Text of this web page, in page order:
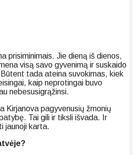
prisiminimais. Jie dieną iš dienos,
visą savo gyvenimą ir suskaido
tada ateina suvokimas, kiek
kaip neprotingai buvo
nebesusigrąžinsi.
Kirjanova pagyvenusių žmonių
Tai gili ir tiksli išvada. Ir
jaunoji karta.